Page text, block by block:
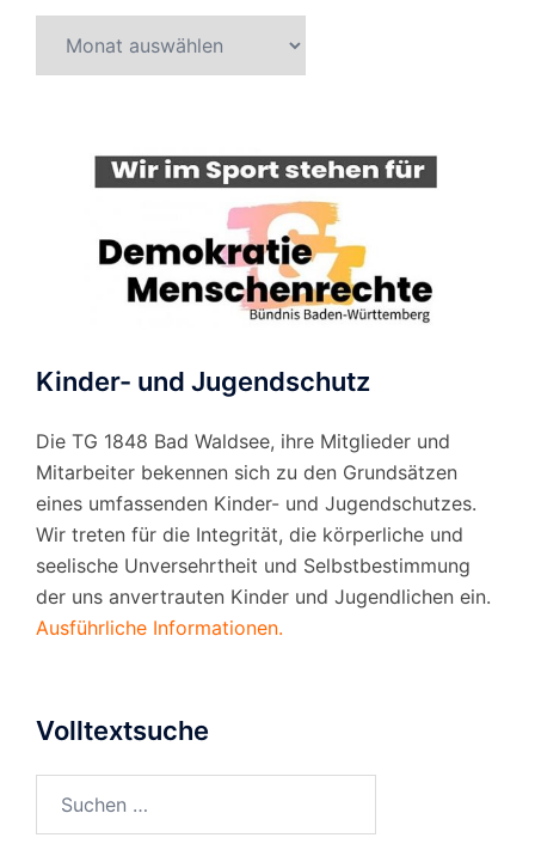
nach
Kinder- und Jugendschutz
Die TG 1848 Bad Waldsee, ihre Mitglieder und
Mitarbeiter bekennen sich zu den Grundsätzen
eines umfassenden Kinder- und Jugendschutzes.
Wir treten für die Integrität, die körperliche und
seelische Unversehrtheit und Selbstbestimmung
der uns anvertrauten Kinder und Jugendlichen ein.
Ausführliche Informationen.
Volltextsuche